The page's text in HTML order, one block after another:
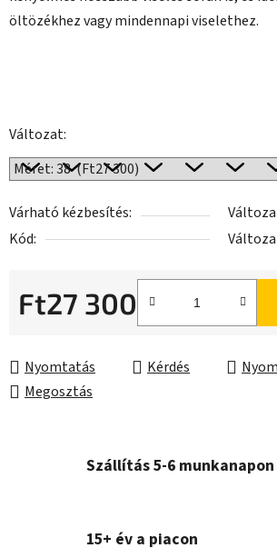
öltözékhez vagy mindennapi viselethez.
Változat:
Várható kézbesítés:
Kód:
Ft27 300
Nyomtatás Kérdés
Megosztás
Szállítás 5-6
15+ év a piacon